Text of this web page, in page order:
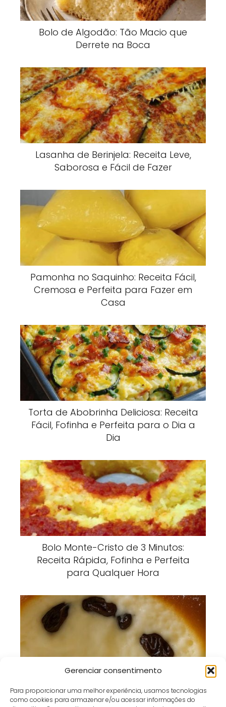
Gerenciar consentimento
Para proporcionar uma melhor experiência, usamos tecnologias
como cookies para armazenar e/ou acessar informações do
Bolo de Algodão: Tão Macio que
Derrete na Boca
Lasanha de Berinjela: Receita Leve,
Saborosa e Fácil de Fazer
Pamonha no Saquinho: Receita Fácil,
Cremosa e Perfeita para Fazer em
Casa
Torta de Abobrinha Deliciosa: Receita
Fácil, Fofinha e Perfeita para o Dia a
Dia
Bolo Monte-Cristo de 3 Minutos:
Receita Rápida, Fofinha e Perfeita
para Qualquer Hora
Irresistível para o Café da Tarde